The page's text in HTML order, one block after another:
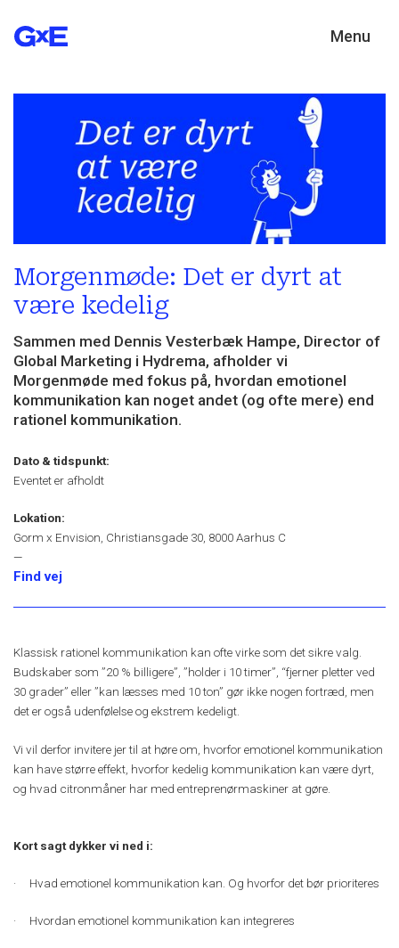
Menu
Morgenmøde: Det er dyrt at
være kedelig
Sammen med Dennis Vesterbæk Hampe, Director of
Global Marketing i Hydrema, afholder vi
Morgenmøde med fokus på, hvordan emotionel
kommunikation kan noget andet (og ofte mere) end
rationel kommunikation.
Dato & tidspunkt:
Eventet er afholdt
Lokation:
Gorm x Envision, Christiansgade 30, 8000 Aarhus C
—
Find vej
Klassisk rationel kommunikation kan ofte virke som det sikre valg.
Budskaber som ”20 % billigere”, ”holder i 10 timer”, “fjerner pletter ved
30 grader” eller ”kan læsses med 10 ton” gør ikke nogen fortræd, men
det er også udenfølelse og ekstrem kedeligt.
Vi vil derfor invitere jer til at høre om, hvorfor emotionel kommunikation
kan have større effekt, hvorfor kedelig kommunikation kan være dyrt,
og hvad citronmåner har med entreprenørmaskiner at gøre.
Kort sagt dykker vi ned i:
· Hvad emotionel kommunikation kan. Og hvorfor det bør prioriteres
· Hvordan emotionel kommunikation kan integreres